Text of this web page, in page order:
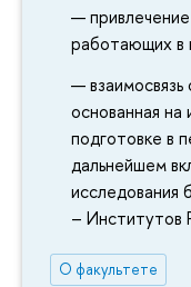
работающих в
основанная
подготовке в
дальнейшем
исследования
– Институтов
О факультете